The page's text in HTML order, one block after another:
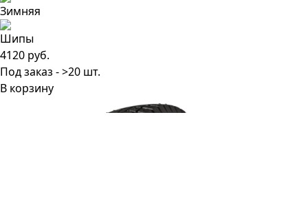
4120 руб.
Под заказ - >20 шт.
В корзину